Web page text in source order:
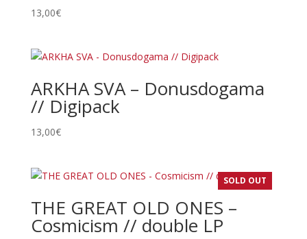
13,00€
ARKHA SVA – Donusdogama
// Digipack
13,00€
SOLD OUT
THE GREAT OLD ONES –
Cosmicism // double LP